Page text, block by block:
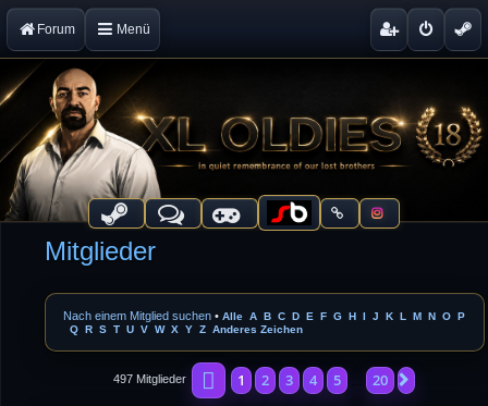
Forum Menü
Mitglieder
Nach einem Mitglied suchen •Alle A B C D E F G H I J K L M N O P
Q R S T U V W X Y Z Anderes Zeichen
497 Mitglieder Seite1von20
1 2 3 4 5 20